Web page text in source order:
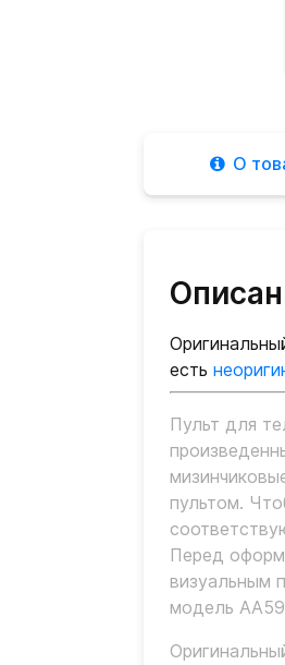
О
есть
Пульт для
пультом.
Перед
визуальным
модель